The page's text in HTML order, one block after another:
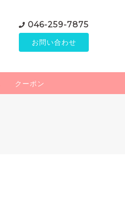
046-259-7875
お問い合わせ
クーポン